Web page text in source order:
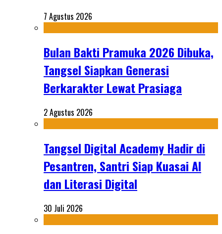
7 Agustus 2026
Bulan Bakti Pramuka 2026 Dibuka,
Tangsel Siapkan Generasi
Berkarakter Lewat Prasiaga
2 Agustus 2026
Tangsel Digital Academy Hadir di
Pesantren, Santri Siap Kuasai AI
dan Literasi Digital
30 Juli 2026